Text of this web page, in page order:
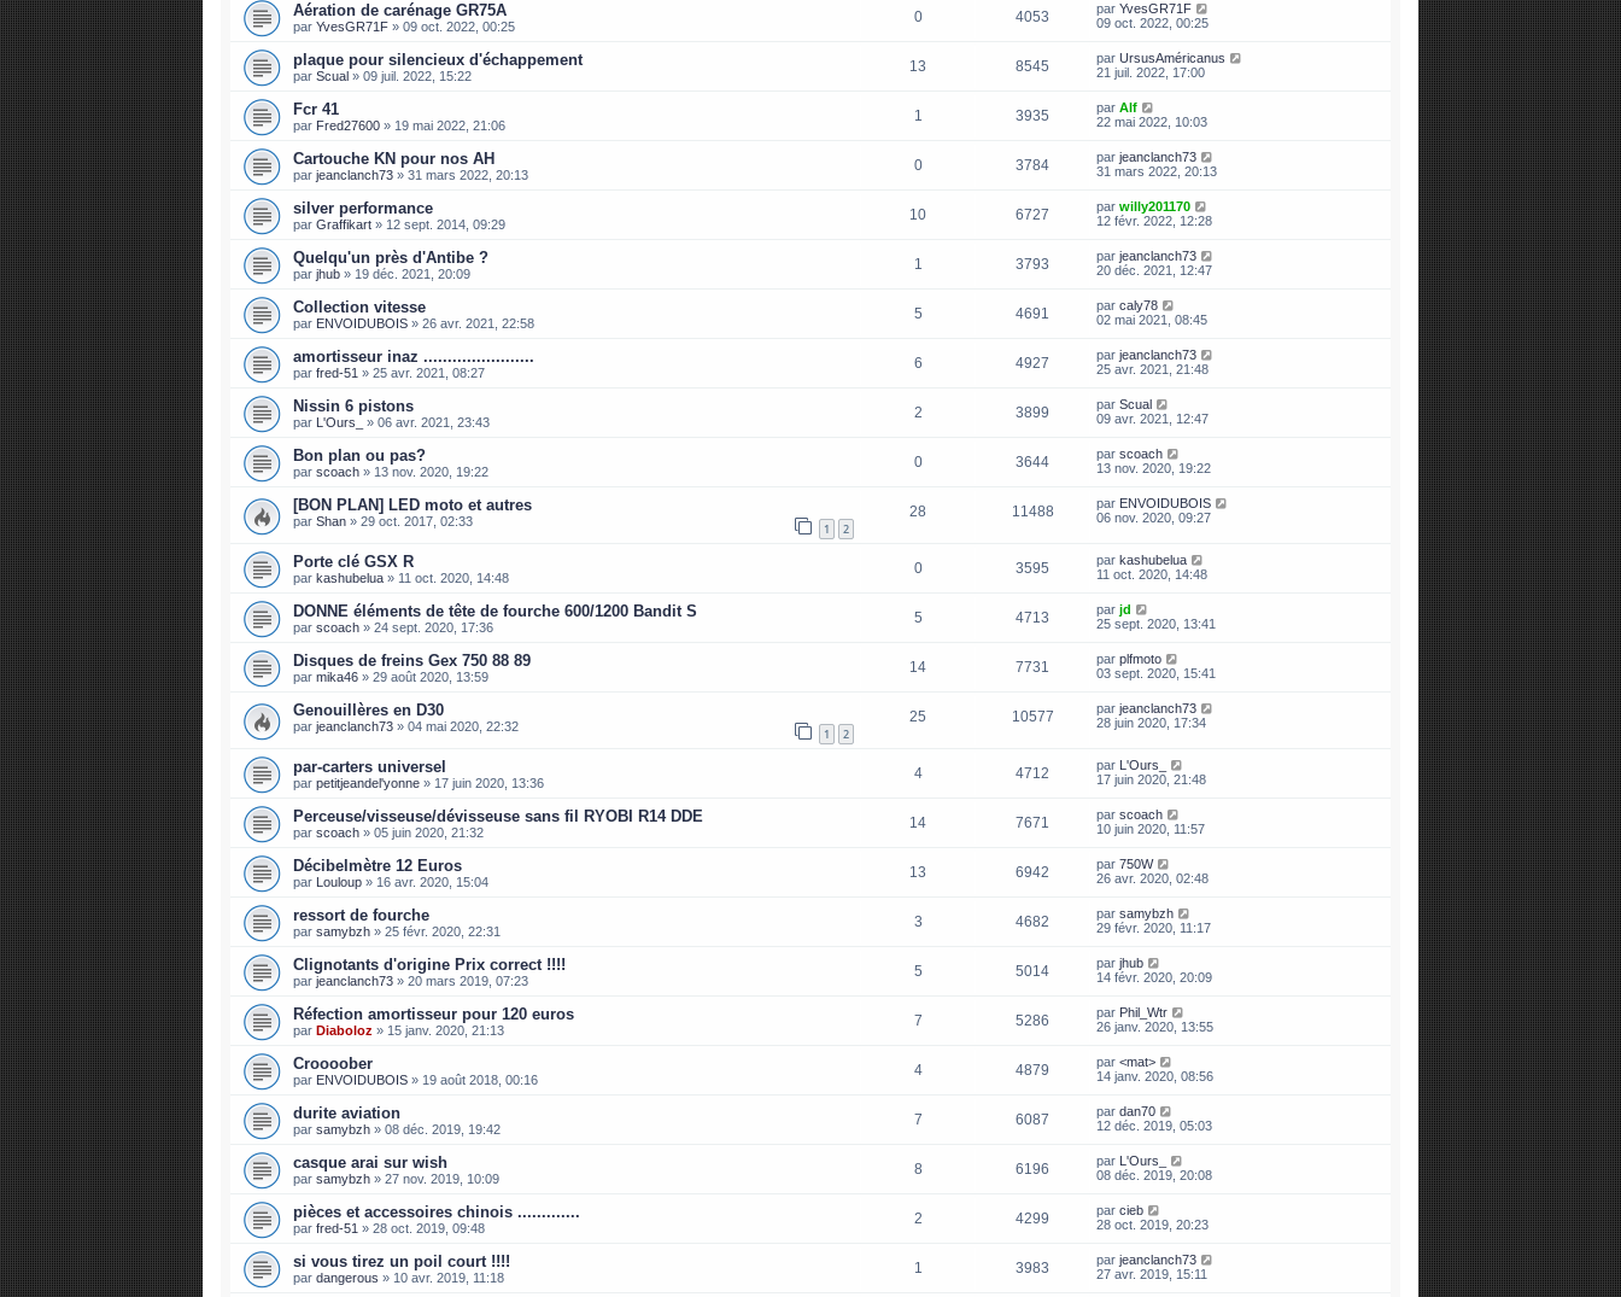
Aération de carénage GR75A
par YvesGR71F » 09 oct. 2022, 00:25
0 4053 par YvesGR71F
09 oct. 2022, 00:25
plaque pour silencieux d'échappement
par Scual » 09 juil. 2022, 15:22
13 8545 par UrsusAméricanus
21 juil. 2022, 17:00
Fcr 41
par Fred27600 » 19 mai 2022, 21:06
1 3935 par Alf
22 mai 2022, 10:03
Cartouche KN pour nos AH
par jeanclanch73 » 31 mars 2022, 20:13
0 3784 par jeanclanch73
31 mars 2022, 20:13
silver performance
par Graffikart » 12 sept. 2014, 09:29
10 6727 par willy201170
12 févr. 2022, 12:28
Quelqu'un près d'Antibe ?
par jhub » 19 déc. 2021, 20:09
1 3793 par jeanclanch73
20 déc. 2021, 12:47
Collection vitesse
par ENVOIDUBOIS » 26 avr. 2021, 22:58
5 4691 par caly78
02 mai 2021, 08:45
amortisseur inaz .......................
par fred-51 » 25 avr. 2021, 08:27
6 4927 par jeanclanch73
25 avr. 2021, 21:48
Nissin 6 pistons
par L'Ours_ » 06 avr. 2021, 23:43
2 3899 par Scual
09 avr. 2021, 12:47
Bon plan ou pas?
par scoach » 13 nov. 2020, 19:22
0 3644 par scoach
13 nov. 2020, 19:22
[BON PLAN] LED moto et autres
par Shan » 29 oct. 2017, 02:33 1 2
28 11488 par ENVOIDUBOIS
06 nov. 2020, 09:27
Porte clé GSX R
par kashubelua » 11 oct. 2020, 14:48
0 3595 par kashubelua
11 oct. 2020, 14:48
DONNE éléments de tête de fourche 600/1200 Bandit S
par scoach » 24 sept. 2020, 17:36
5 4713 par jd
25 sept. 2020, 13:41
Disques de freins Gex 750 88 89
par mika46 » 29 août 2020, 13:59
14 7731 par plfmoto
03 sept. 2020, 15:41
Genouillères en D30
par jeanclanch73 » 04 mai 2020, 22:32 1 2
25 10577 par jeanclanch73
28 juin 2020, 17:34
par-carters universel
par petitjeandel'yonne » 17 juin 2020, 13:36
4 4712 par L'Ours_
17 juin 2020, 21:48
Perceuse/visseuse/dévisseuse sans fil RYOBI R14 DDE
par scoach » 05 juin 2020, 21:32
14 7671 par scoach
10 juin 2020, 11:57
Décibelmètre 12 Euros
par Louloup » 16 avr. 2020, 15:04
13 6942 par 750W
26 avr. 2020, 02:48
ressort de fourche
par samybzh » 25 févr. 2020, 22:31
3 4682 par samybzh
29 févr. 2020, 11:17
Clignotants d'origine Prix correct !!!!
par jeanclanch73 » 20 mars 2019, 07:23
5 5014 par jhub
14 févr. 2020, 20:09
Réfection amortisseur pour 120 euros
par Diaboloz » 15 janv. 2020, 21:13
7 5286 par Phil_Wtr
26 janv. 2020, 13:55
Croooober
par ENVOIDUBOIS » 19 août 2018, 00:16
4 4879 par <mat>
14 janv. 2020, 08:56
durite aviation
par samybzh » 08 déc. 2019, 19:42
7 6087 par dan70
12 déc. 2019, 05:03
casque arai sur wish
par samybzh » 27 nov. 2019, 10:09
8 6196 par L'Ours_
08 déc. 2019, 20:08
pièces et accessoires chinois .............
par fred-51 » 28 oct. 2019, 09:48
2 4299 par cieb
28 oct. 2019, 20:23
si vous tirez un poil court !!!!
par dangerous » 10 avr. 2019, 11:18
1 3983 par jeanclanch73
27 avr. 2019, 15:11